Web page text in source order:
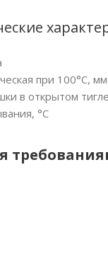
при 100°С,
в открытом
°С